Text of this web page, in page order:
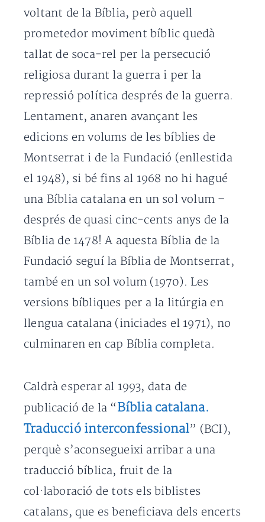
voltant de la Bíblia, però aquell
prometedor moviment bíblic quedà
tallat de soca-rel per la persecució
religiosa durant la guerra i per la
repressió política després de la guerra.
Lentament, anaren avançant les
edicions en volums de les bíblies de
Montserrat i de la Fundació (enllestida
el 1948), si bé fins al 1968 no hi hagué
una Bíblia catalana en un sol volum –
després de quasi cinc-cents anys de la
Bíblia de 1478! A aquesta Bíblia de la
Fundació seguí la Bíblia de Montserrat,
també en un sol volum (1970). Les
versions bíbliques per a la litúrgia en
llengua catalana (iniciades el 1971), no
culminaren en cap Bíblia completa.
Caldrà esperar al 1993, data de
publicació de la “Bíblia catalana.
Traducció interconfessional” (BCI),
perquè s’aconsegueixi arribar a una
traducció bíblica, fruit de la
col·laboració de tots els biblistes
catalans, que es beneficiava dels encerts